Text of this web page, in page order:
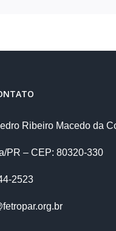
Ribeiro Macedo da
PR – CEP: 80320-330
2523